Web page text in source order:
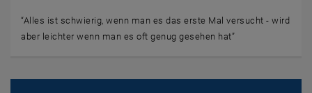
“Alles ist schwierig, wenn man es das erste Mal versucht - wird
aber leichter wenn man es oft genug gesehen hat”